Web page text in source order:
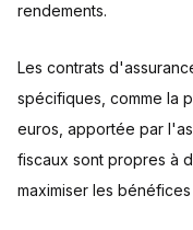
rendements.
Les contrats
spécifiques, comme la
euros, apportée par
fiscaux sont propres à
maximiser les